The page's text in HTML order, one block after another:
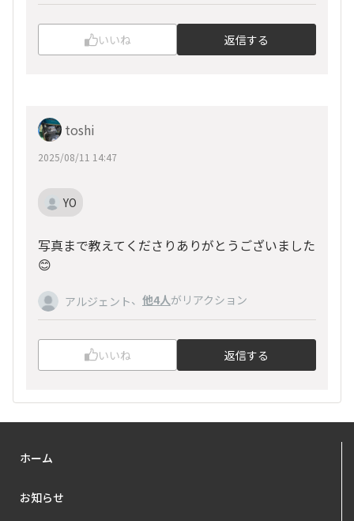
いいね 返信する
toshi
2025/08/11 14:47
YO
写真まで教えてくださりありがとうございました
😊
アルジェント、 他4人がリアクション
いいね 返信する
ホーム
お知らせ